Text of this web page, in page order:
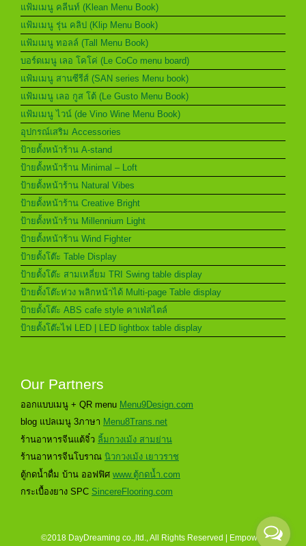
แฟ้มเมนู คลีนท์ (Klean Menu Book)
แฟ้มเมนู รุ่น คลิป (Klip Menu Book)
แฟ้มเมนู ทอลล์ (Tall Menu Book)
บอร์ดเมนู เลอ โคโค่ (Le CoCo menu board)
แฟ้มเมนู สานซีรีส์ (SAN series Menu book)
แฟ้มเมนู เลอ กูส โต้ (Le Gusto Menu Book)
แฟ้มเมนู ไวน์ (de Vino Wine Menu Book)
อุปกรณ์เสริม Accessories
ป้ายตั้งหน้าร้าน A-stand
ป้ายตั้งหน้าร้าน Minimal – Loft
ป้ายตั้งหน้าร้าน Natural Vibes
ป้ายตั้งหน้าร้าน Creative Bright
ป้ายตั้งหน้าร้าน Millennium Light
ป้ายตั้งหน้าร้าน Wind Fighter
ป้ายตั้งโต๊ะ Table Display
ป้ายตั้งโต๊ะ สามเหลี่ยม TRI Swing table display
ป้ายตั้งโต๊ะห่วง พลิกหน้าได้ Multi-page Table display
ป้ายตั้งโต๊ะ ABS cafe style คาเฟ่สไตล์
ป้ายตั้งโต๊ะไฟ LED | LED lightbox table display
Our Partners
ออกแบบเมนู + QR menu Menu9Design.com
blog แปลเมนู 3ภาษา Menu8Trans.net
ร้านอาหารจีนแต้จิ๋ว ลิ้มกวงเม้ง สามย่าน
ร้านอาหารจีนโบราณ นิวกวงเม้ง เยาวราช
ตู้กดน้ำดื่ม บ้าน ออฟฟิศ www.ตู้กดน้ำ.com
กระเบื้องยาง SPC SincereFlooring.com
©2018 DayDreaming co.,ltd., All Rights Reserved | Empower